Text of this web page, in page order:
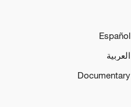
Español
العربية
Documentary